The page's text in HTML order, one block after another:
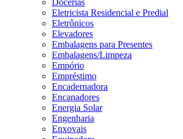
Docerias
Eletricista Residencial e Predial
Eletrônicos
Elevadores
Embalagens para Presentes
Embalagens/Limpeza
Empório
Empréstimo
Encadernadora
Encanadores
Energia Solar
Engenharia
Enxovais